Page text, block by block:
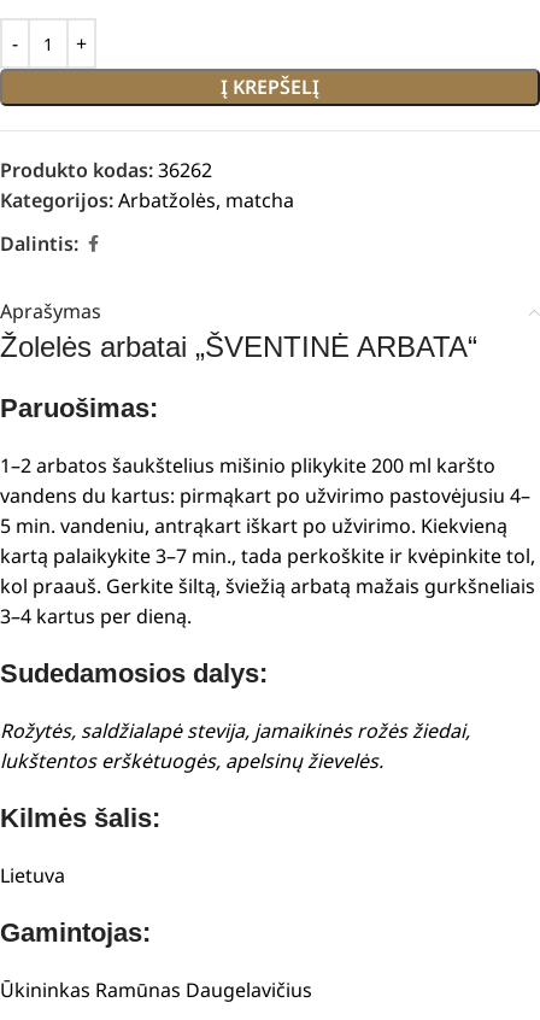
Į KREPŠELĮ
Produkto kodas:36262
Kategorijos:Arbatžolės, matcha
Dalintis:
Aprašymas
Žolelės arbatai „ŠVENTINĖ ARBATA“
Paruošimas:
1–2 arbatos šaukštelius mišinio plikykite 200 ml karšto
vandens du kartus: pirmąkart po užvirimo pastovėjusiu 4–
5 min. vandeniu, antrąkart iškart po užvirimo. Kiekvieną
kartą palaikykite 3–7 min., tada perkoškite ir kvėpinkite tol,
kol praauš. Gerkite šiltą, šviežią arbatą mažais gurkšneliais
3–4 kartus per dieną.
Sudedamosios dalys:
Rožytės, saldžialapė stevija, jamaikinės rožės žiedai,
lukštentos erškėtuogės, apelsinų žievelės.
Kilmės šalis:
Lietuva
Gamintojas:
Ūkininkas Ramūnas Daugelavičius